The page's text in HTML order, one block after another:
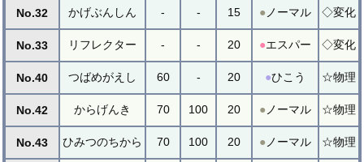
No.32 かげぶんしん - - 15 ● ノーマル ◇変化
No.33 リフレクター - - 20 ●エスパー ◇変化
No.40 つばめがえし 60 - 20 ●ひこう ☆物理
No.42 からげんき 70 100 20 ● ノーマル ☆物理
No.43 ひみつのちから 70 100 20 ● ノーマル ☆物理